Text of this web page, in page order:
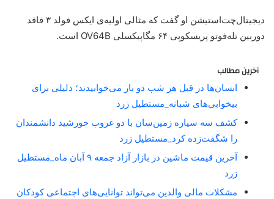
دیجیتال‌چت‌استیشن او گفت که مثالی اولیه‌ی ایکس فولد ۳ فاقد
دوربین تله‌فوتو پریسکوپی ۶۴ مگاپیکسلی OV64B است.
آخرین مطالب
انسان‌ها در قبل هر شب دو بار می‌خوابیدند؛ دلیلی برای
بیخوابی‌های شبانه_مستطیل زرد
کشف سه سیاره زمین‌سان با دو غروب خورشید دانشمندان
را شگفت‌زده کرد_مستطیل زرد
آخرین قیمت ماشین در بازار آزاد جمعه ۹ آبان ماه_مستطیل
زرد
مشکلات مالی والدین می‌تواند توانایی‌های اجتماعی کودکان